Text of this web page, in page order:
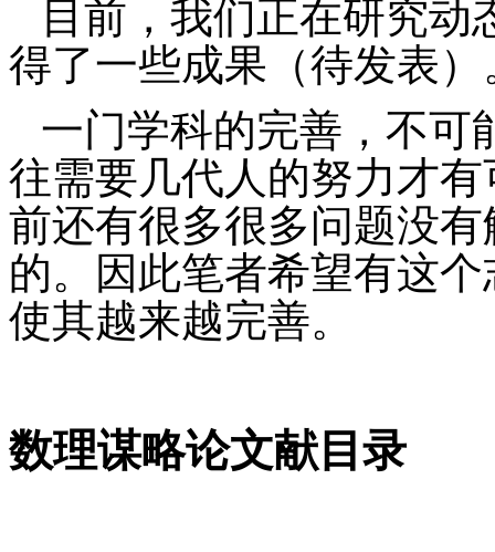
目前，我们正在研究
得了一些成果（待发表）
一门学科的完善，不可
往需要几代人的努力才
前还有很多很多问题没
的。因此笔者希望有这个
使其越来越完善。
数理谋略论文献目录